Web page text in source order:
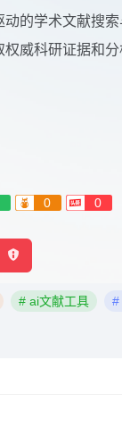
的学术文献搜索
威科研证据和分
0 0
# ai文献工具
#